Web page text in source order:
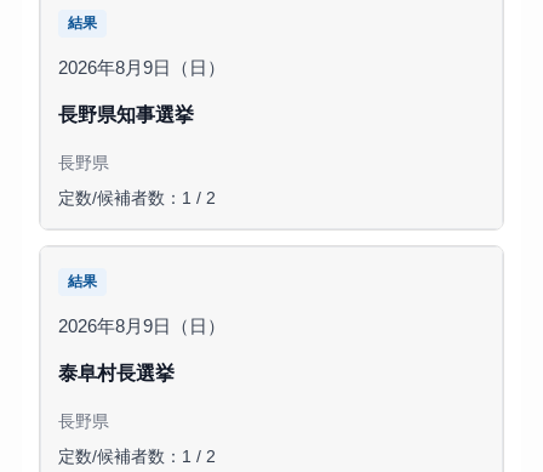
結果
2026年8月9日（日）
長野県知事選挙
長野県
定数/候補者数：1 / 2
結果
2026年8月9日（日）
泰阜村長選挙
長野県
定数/候補者数：1 / 2